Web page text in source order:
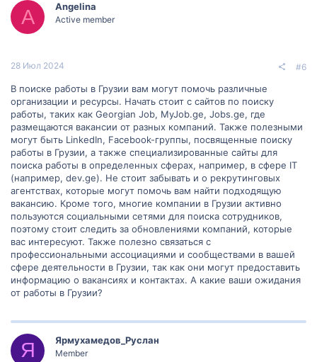
A Angelina
Active member
28 Июл 2024 #6
В поиске работы в Грузии вам могут помочь различные
организации и ресурсы. Начать стоит с сайтов по поиску
работы, таких как Georgian Job, MyJob.ge, Jobs.ge, где
размещаются вакансии от разных компаний. Также полезными
могут быть LinkedIn, Facebook-группы, посвященные поиску
работы в Грузии, а также специализированные сайты для
поиска работы в определенных сферах, например, в сфере IT
(например, dev.ge). Не стоит забывать и о рекрутинговых
агентствах, которые могут помочь вам найти подходящую
вакансию. Кроме того, многие компании в Грузии активно
пользуются социальными сетями для поиска сотрудников,
поэтому стоит следить за обновлениями компаний, которые
вас интересуют. Также полезно связаться с
профессиональными ассоциациями и сообществами в вашей
сфере деятельности в Грузии, так как они могут предоставить
информацию о вакансиях и контактах. А какие ваши ожидания
от работы в Грузии?
Я Ярмухамедов_Руслан
Member